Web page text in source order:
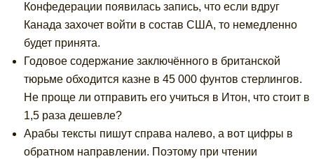
Конфедерации появилась запись, что если вдруг
Канада захочет войти в состав США, то немедленно
будет принята.
Годовое содержание заключённого в британской
тюрьме обходится казне в 45 000 фунтов стерлингов.
Не проще ли отправить его учиться в Итон, что стоит в
1,5 раза дешевле?
Арабы тексты пишут справа налево, а вот цифры в
обратном направлении. Поэтому при чтении